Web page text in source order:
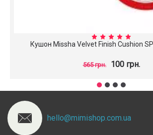
Кушон Missha Velvet Finish Cushion
565 грн. 100 грн.
hello@mimishop.com.ua